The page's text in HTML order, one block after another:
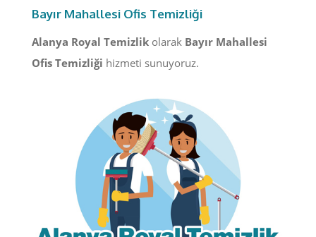
Bayır Mahallesi Ofis Temizliği
Alanya Royal Temizlik olarak Bayır Mahallesi
Ofis Temizliği hizmeti sunuyoruz.